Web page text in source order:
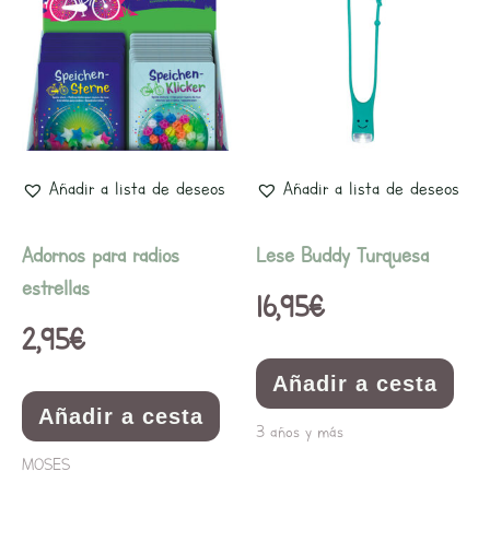
Añadir a lista de deseos
Adornos para radios
estrellas
2,95€
Añadir a cesta
MOSES
Añadir a lista de deseos
Lese Buddy Turquesa
16,95€
Añadir a cesta
3 años y más